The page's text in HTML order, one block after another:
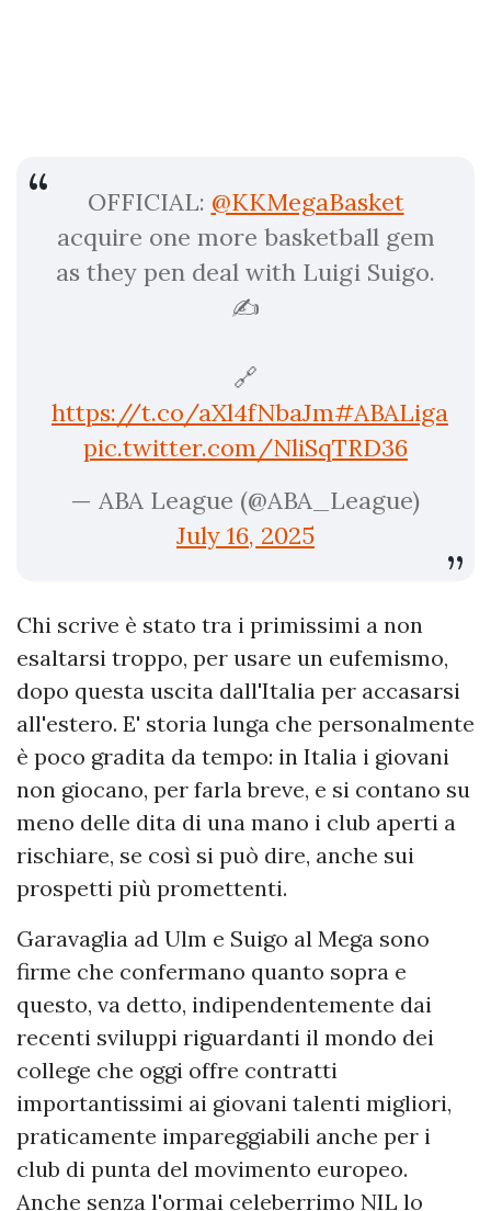
OFFICIAL: @KKMegaBasket
acquire one more basketball gem
as they pen deal with Luigi Suigo.
✍️
🔗
https://t.co/aXl4fNbaJm#ABALiga
pic.twitter.com/NliSqTRD36
— ABA League (@ABA_League)
July 16, 2025
Chi scrive è stato tra i primissimi a non
esaltarsi troppo, per usare un eufemismo,
dopo questa uscita dall'Italia per accasarsi
all'estero. E' storia lunga che personalmente
è poco gradita da tempo: in Italia i giovani
non giocano, per farla breve, e si contano su
meno delle dita di una mano i club aperti a
rischiare, se così si può dire, anche sui
prospetti più promettenti.
Garavaglia ad Ulm e Suigo al Mega sono
firme che confermano quanto sopra e
questo, va detto, indipendentemente dai
recenti sviluppi riguardanti il mondo dei
college che oggi offre contratti
importantissimi ai giovani talenti migliori,
praticamente impareggiabili anche per i
club di punta del movimento europeo.
Anche senza l'ormai celeberrimo NIL lo